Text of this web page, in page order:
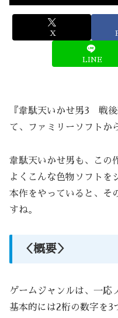
X
LINE
『韋駄天いかせ男3 戦
て、ファミリーソフトか
韋駄天いかせ男も、この
よくこんな色物ソフトを
本作をやっていると、そ
すね。
＜概要＞
ゲームジャンルは、一応
基本的には2桁の数字を3